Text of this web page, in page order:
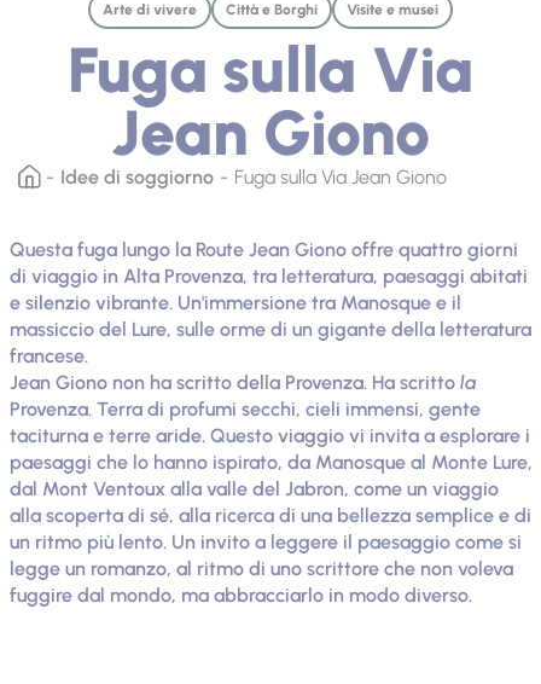
Fuga sulla Via
Jean Giono
Arte di vivere Città e Borghi Visite e musei
Idee di soggiorno Fuga sulla Via Jean Giono
Questa fuga lungo la Route Jean Giono offre quattro giorni
di viaggio in Alta Provenza, tra letteratura, paesaggi abitati
e silenzio vibrante. Un'immersione tra Manosque e il
massiccio del Lure, sulle orme di un gigante della letteratura
francese.
Jean Giono non ha scritto della Provenza. Ha scritto la
Provenza. Terra di profumi secchi, cieli immensi, gente
taciturna e terre aride. Questo viaggio vi invita a esplorare i
paesaggi che lo hanno ispirato, da Manosque al Monte Lure,
dal Mont Ventoux alla valle del Jabron, come un viaggio
alla scoperta di sé, alla ricerca di una bellezza semplice e di
un ritmo più lento. Un invito a leggere il paesaggio come si
legge un romanzo, al ritmo di uno scrittore che non voleva
fuggire dal mondo, ma abbracciarlo in modo diverso.